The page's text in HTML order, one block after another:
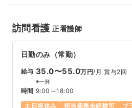
訪問看護正看護師
日勤のみ（常勤）
給与 35.0〜55.0万円/月 賞与2回
※一例
時間 9:00～18:00
土日祝休み
担当業務未経験可 ブ